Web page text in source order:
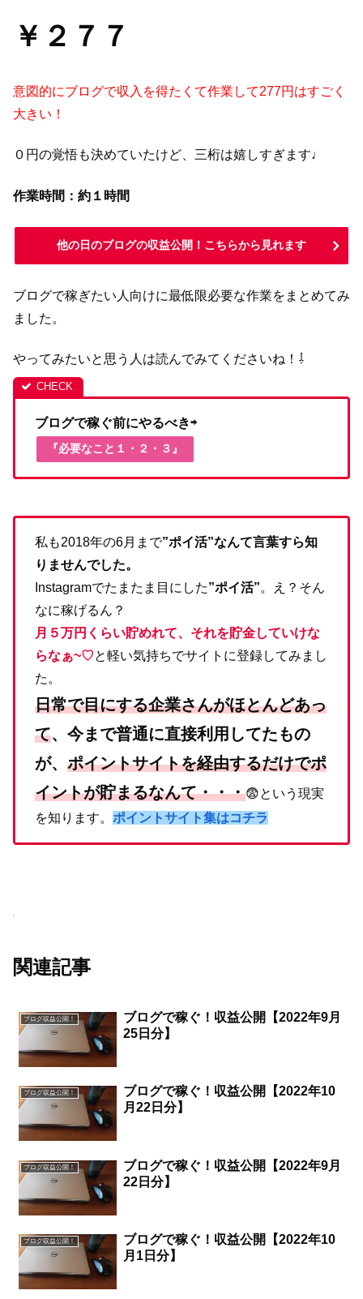
￥２７７
意図的にブログで収入を得たくて作業して277円はすごく
大きい！
０円の覚悟も決めていたけど、三桁は嬉しすぎます♩
作業時間：約１時間
他の日のブログの収益公開！こちらから見れます
ブログで稼ぎたい人向けに最低限必要な作業をまとめてみ
ました。
やってみたいと思う人は読んでみてくださいね！⇩
ブログで稼ぐ前にやるべき⇨
『必要なこと１・２・３』
私も2018年の6月まで”ポイ活”なんて言葉すら知
りませんでした。
Instagramでたまたま目にした”ポイ活”。え？そん
なに稼げるん？
月５万円くらい貯めれて、それを貯金していけな
らなぁ~♡と軽い気持ちでサイトに登録してみまし
た。
日常で目にする企業さんがほとんどあっ
て、 今まで普通に直接利用してたもの
が、 ポイントサイトを経由するだけでポ
イントが貯まるなんて・・・😨という現実
を知ります。 ポイントサイト集はコチラ
関連記事
ブログ収益公開！
ブログで稼ぐ！収益公開【2022年9月
25日分】
ブログ収益公開！
ブログで稼ぐ！収益公開【2022年10
月22日分】
ブログ収益公開！
ブログで稼ぐ！収益公開【2022年9月
22日分】
ブログ収益公開！
ブログで稼ぐ！収益公開【2022年10
月1日分】